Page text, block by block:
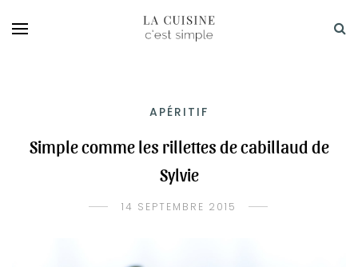
APÉRITIF
Simple comme les rillettes de cabillaud de
Sylvie
14 SEPTEMBRE 2015